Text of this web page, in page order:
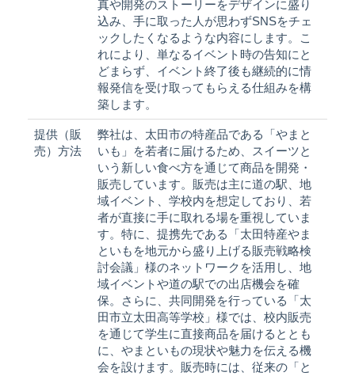
真や開発のストーリーをデザインに盛り
込み、手に取った人が思わずSNSをチェ
ックしたくなるような内容にします。こ
れにより、単なるイベント時の告知にと
どまらず、イベント終了後も継続的に情
報発信を受け取ってもらえる仕組みを構
築します。
提供（販
売）方法
弊社は、太田市の特産品である「やまと
いも」を若者に届けるため、スイーツと
いう新しい食べ方を通じて商品を開発・
販売しています。販売は主に道の駅、地
域イベント、学校内を想定しており、若
者が直接に手に取れる場を重視していま
す。特に、提携先である「太田特産やま
といもを地元から盛り上げる販売戦略検
討会議」様のネットワークを活用し、地
域イベントや道の駅での出店機会を確
保。さらに、共同開発を行っている「太
田市立太田高等学校」様では、校内販売
を通じて学生に直接商品を届けるととも
に、やまといもの現状や魅力を伝える機
会を設けます。販売時には、従来の「と